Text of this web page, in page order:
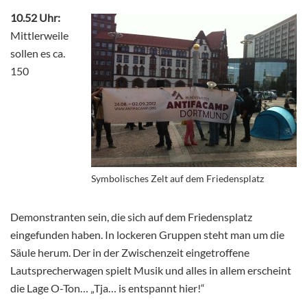
Symbolisches Zelt auf dem Friedensplatz
10.52 Uhr:
Mittlerweile
sollen es ca.
150
Demonstranten sein, die sich auf dem Friedensplatz
eingefunden haben. In lockeren Gruppen steht man um die
Säule herum. Der in der Zwischenzeit eingetroffene
Lautsprecherwagen spielt Musik und alles in allem erscheint
die Lage O-Ton… „Tja… is entspannt hier!“